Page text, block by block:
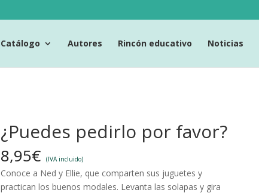
Catálogo Autores Rincón educativo Noticias
¿Puedes pedirlo por favor?
8,95€ (IVA incluido)
Conoce a Ned y Ellie, que comparten sus juguetes y
practican los buenos modales. Levanta las solapas y gira